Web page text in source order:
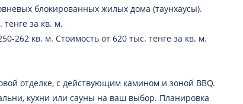
блокированных жилых дома (таунхаусы).
за кв. м.
262 кв. м. Стоимость от 620 тыс. тенге за кв. м.
отделке, с действующим камином и зоной BBQ.
кухни или сауны на ваш выбор. Планировка